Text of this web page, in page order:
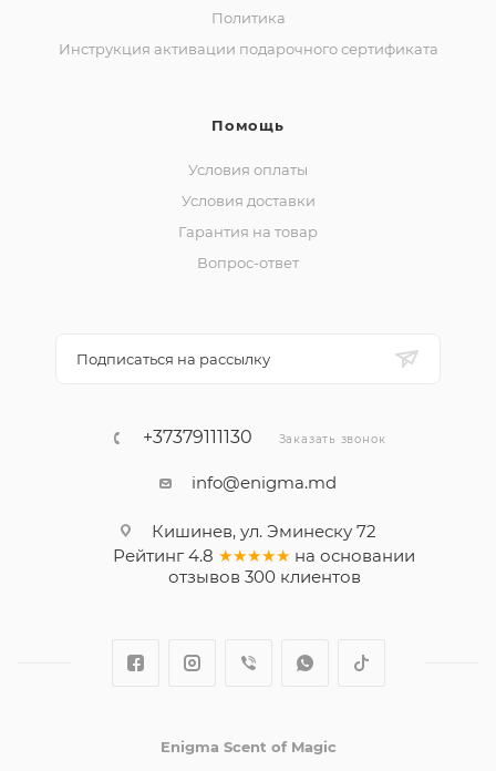
Политика
Инструкция активации подарочного сертификата
Помощь
Условия оплаты
Условия доставки
Гарантия на товар
Вопрос-ответ
Подписаться на рассылку
+37379111130 Заказать звонок
info@enigma.md
Кишинев, ул. Эминеску 72
Рейтинг 4.8 ★★★★★ на основании
отзывов 300клиентов
Enigma Scent of Magic